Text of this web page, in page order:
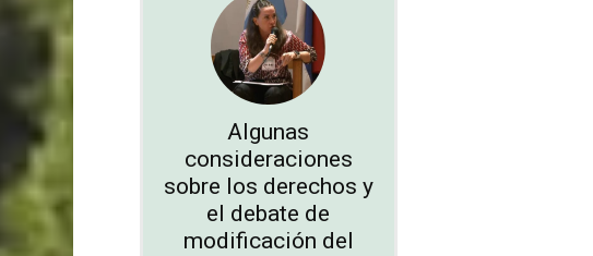
Algunas
consideraciones
sobre los derechos y
el debate de
modificación del